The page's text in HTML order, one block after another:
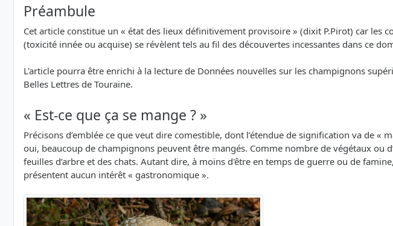
Préambule
Cet article constitue un « état des lieux définitivement provisoire » (dixit P.Pirot) car les
(toxicité innée ou acquise) se révèlent tels au fil des découvertes incessantes dans ce
L'article pourra être enrichi à la lecture de Données nouvelles sur les champignons
Belles Lettres de Touraine.
« Est-ce que ça se mange ? »
Précisons d’emblée ce que veut dire comestible, dont l’étendue de signification va de «
oui, beaucoup de champignons peuvent être mangés. Comme nombre de végétaux ou
feuilles d’arbre et des chats. Autant dire, à moins d'être en temps de guerre ou de
présentent aucun intérêt « gastronomique ».